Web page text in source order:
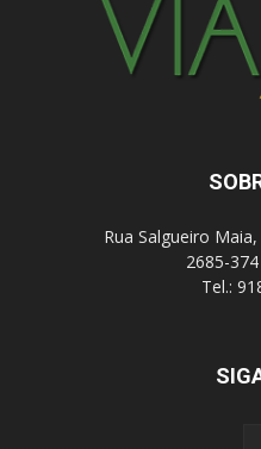
Rua Salgueiro
2685-
Tel.: